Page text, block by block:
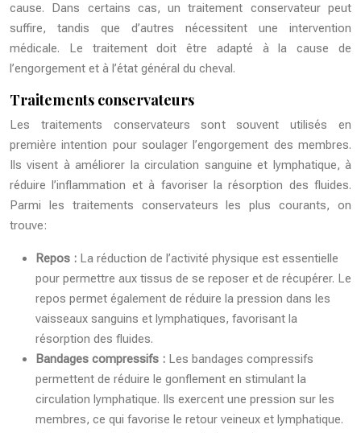
cause. Dans certains cas, un traitement conservateur peut
suffire, tandis que d’autres nécessitent une intervention
médicale. Le traitement doit être adapté à la cause de
l’engorgement et à l’état général du cheval.
Traitements conservateurs
Les traitements conservateurs sont souvent utilisés en
première intention pour soulager l’engorgement des membres.
Ils visent à améliorer la circulation sanguine et lymphatique, à
réduire l’inflammation et à favoriser la résorption des fluides.
Parmi les traitements conservateurs les plus courants, on
trouve:
Repos : La réduction de l’activité physique est essentielle
pour permettre aux tissus de se reposer et de récupérer. Le
repos permet également de réduire la pression dans les
vaisseaux sanguins et lymphatiques, favorisant la
résorption des fluides.
Bandages compressifs : Les bandages compressifs
permettent de réduire le gonflement en stimulant la
circulation lymphatique. Ils exercent une pression sur les
membres, ce qui favorise le retour veineux et lymphatique.